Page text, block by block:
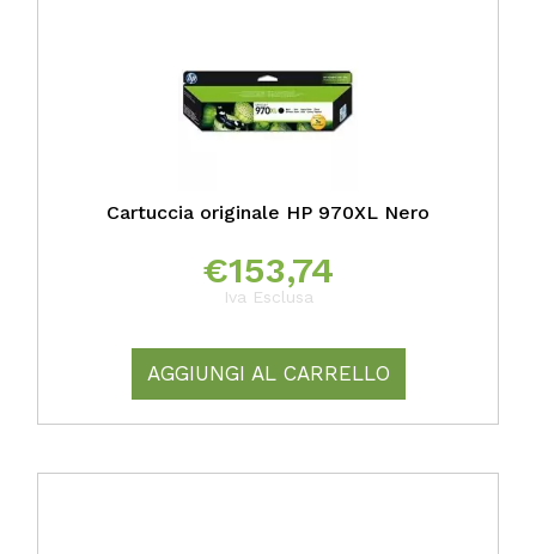
Cartuccia originale HP 970XL Nero
€153,74
Iva Esclusa
AGGIUNGI AL CARRELLO